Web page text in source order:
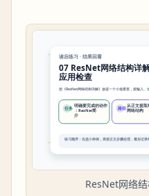
ResNet网络